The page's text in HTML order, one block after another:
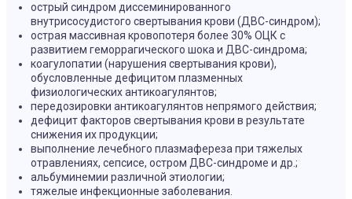
острый синдром диссеминированного
внутрисосудистого свертывания крови (ДВС-синдром);
острая массивная кровопотеря более 30% ОЦК с
развитием геморрагического шока и ДВС-синдрома;
коагулопатии (нарушения свертывания крови),
обусловленные дефицитом плазменных
физиологических антикоагулянтов;
передозировки антикоагулянтов непрямого действия;
дефицит факторов свертывания крови в результате
снижения их продукции;
выполнение лечебного плазмафереза при тяжелых
отравлениях, сепсисе, остром ДВС-синдроме и др.;
альбуминемии различной этиологии;
тяжелые инфекционные заболевания.